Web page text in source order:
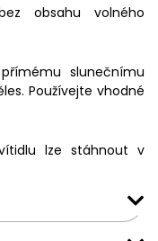
obsahu volného
slunečnímu
Používejte vhodné
lze stáhnout v